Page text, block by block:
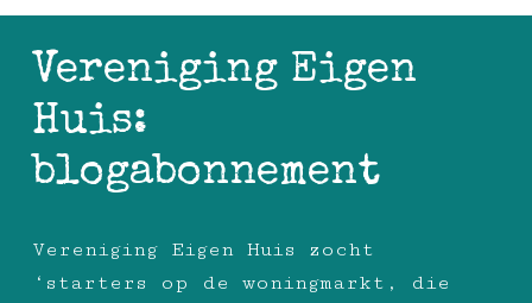
Vereniging Eigen
Huis:
blogabonnement
Vereniging Eigen Huis zocht
‘starters op de woningmarkt, die